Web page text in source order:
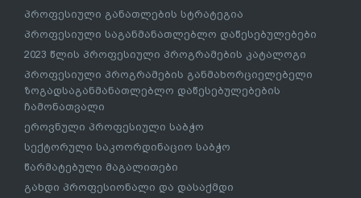
პროფესიული განათლების სტრატეგია
პროფესიული საგანმანათლებლო დაწესებულებები
2023 წლის პროფესიული პროგრამების კატალოგი
პროფესიული პროგრამების განმახორციელებელი
ზოგადსაგანმანათლებლო დაწესებულებების
ჩამონათვალი
ეროვნული პროფესიული საბჭო
სექტორული საკოორდინაციო საბჭო
წარმატებული მაგალითები
გახდი პროფესიონალი და დასაქმდი